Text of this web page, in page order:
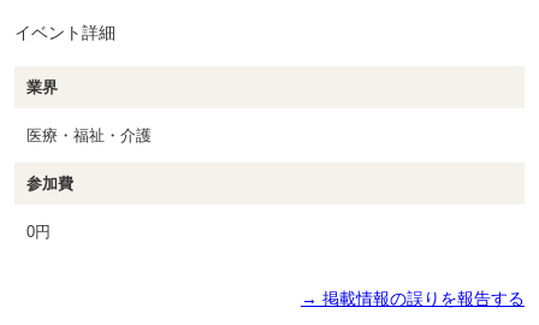
イベント詳細
業界
医療・福祉・介護
参加費
0円
→ 掲載情報の誤りを報告する